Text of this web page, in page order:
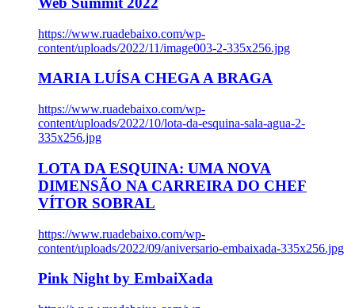
https://www.ruadebaixo.com/wp-
content/uploads/2022/11/image003-2-335x256.jpg
MARIA LUÍSA CHEGA A BRAGA
https://www.ruadebaixo.com/wp-
content/uploads/2022/10/lota-da-esquina-sala-agua-2-
335x256.jpg
LOTA DA ESQUINA: UMA NOVA
DIMENSÃO NA CARREIRA DO CHEF
VÍTOR SOBRAL
https://www.ruadebaixo.com/wp-
content/uploads/2022/09/aniversario-embaixada-335x256.jpg
Pink Night by EmbaiXada